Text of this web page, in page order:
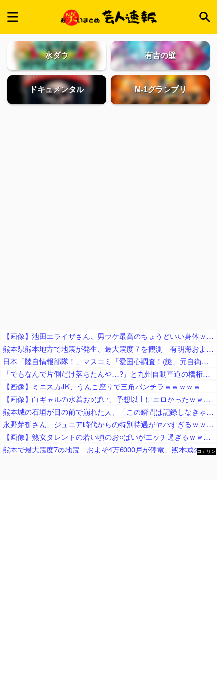
水ダウ 有吉の壁
ドキュメンタル M-1グランプリ
【画像】池田エライザさん、男ウケ最高のちょうどいい身体ｗｗｗｗ
熊本県熊本地方で地震が発生、最大震度７を観測 有明海および八代海に津波注意報
日本「陸自情報部隊！」マスコミ「愛国心調査！(謎」元自衛隊員「対外情報部門の現地情報隊が調査(実在する人物か不明な証言」朝霞駐屯地「火災発生(因果関係不明」→
「でもなんで片側だけ落ちたんや…?」と九州自動車道の橋桁の様子に土木関係者が困惑、橋桁が残ったことは大絶賛するも……
【画像】ミニスカJK、うんこ座りで三角パンチラｗｗｗｗｗ
【画像】白ギャルの水着お○ぱい、予想以上にエロかったｗｗｗｗ
熊本城の石垣が目の前で崩れた人、「この瞬間は記録しなきゃ」と使命感に駆られて撮影した結果……
永野芽郁さん、ジュニア時代からの特別待遇がヤバすぎるｗｗｗｗｗ
【画像】熟女タレントの若い頃のお○ぱいがエッチ過ぎるｗｗｗｗｗ
熊本で最大震度7の地震 およそ4万6000戸が停電、熊本城の石垣が崩れたとの情報 川内・玄海原発に異常なし、通常運転継続中 生放送中だったジャパネットさん、ヘルメット被って地震情報を伝える
コテリン